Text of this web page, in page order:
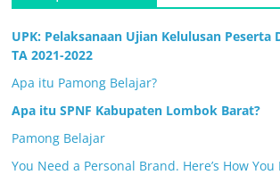
UPK: Pelaksanaan Ujian Kelulusan Peserta
TA 2021-2022
Apa itu Pamong Belajar?
Apa itu SPNF Kabupaten Lombok Barat?
Pamong Belajar
You Need a Personal Brand. Here’s How